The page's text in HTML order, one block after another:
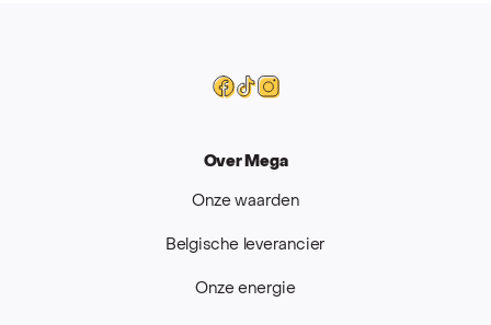
Facebook
Tiktok
Instagram
Over Mega
Onze waarden
Belgische leverancier
Onze energie